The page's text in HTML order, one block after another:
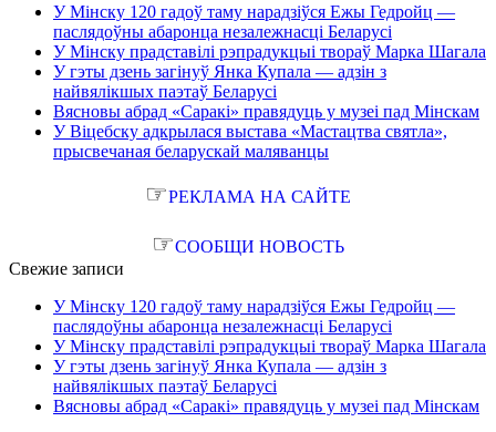
У Мінску 120 гадоў таму нарадзіўся Ежы Гедройц —
паслядоўны абаронца незалежнасці Беларусі
У Мінску прадставілі рэпрадукцыі твораў Марка Шагала
У гэты дзень загінуў Янка Купала — адзін з
найвялікшых паэтаў Беларусі
Вясновы абрад «Саракі» правядуць у музеі пад Мінскам
У Віцебску адкрылася выстава «Мастацтва святла»,
прысвечаная беларускай маляванцы
☞РЕКЛАМА НА САЙТЕ
☞СООБЩИ НОВОСТЬ
Свежие записи
У Мінску 120 гадоў таму нарадзіўся Ежы Гедройц —
паслядоўны абаронца незалежнасці Беларусі
У Мінску прадставілі рэпрадукцыі твораў Марка Шагала
У гэты дзень загінуў Янка Купала — адзін з
найвялікшых паэтаў Беларусі
Вясновы абрад «Саракі» правядуць у музеі пад Мінскам